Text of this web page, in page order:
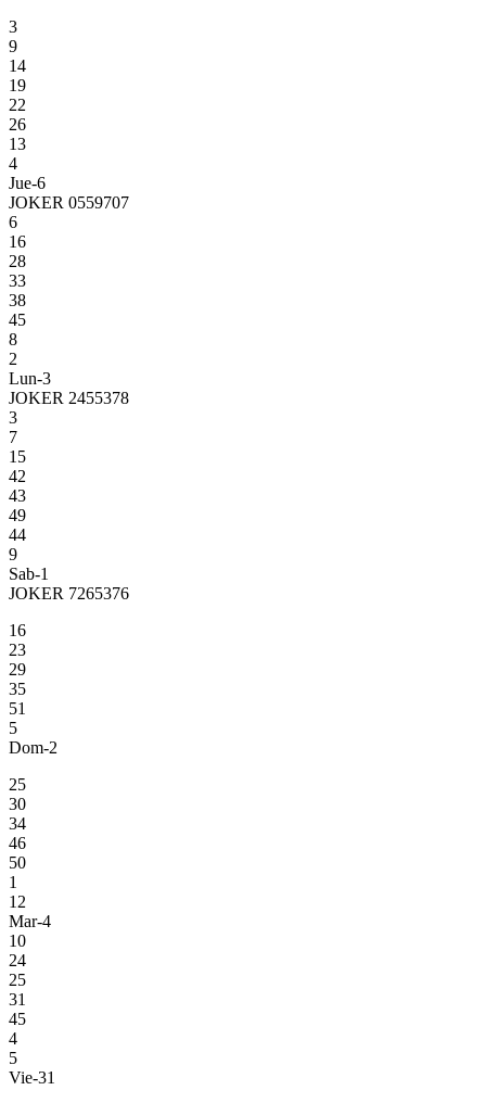
3
9
14
19
22
26
13
4
Jue-6
JOKER 0559707
6
16
28
33
38
45
8
2
Lun-3
JOKER 2455378
3
7
15
42
43
49
44
9
Sab-1
JOKER 7265376
16
23
29
35
51
5
Dom-2
25
30
34
46
50
1
12
Mar-4
10
24
25
31
45
4
5
Vie-31